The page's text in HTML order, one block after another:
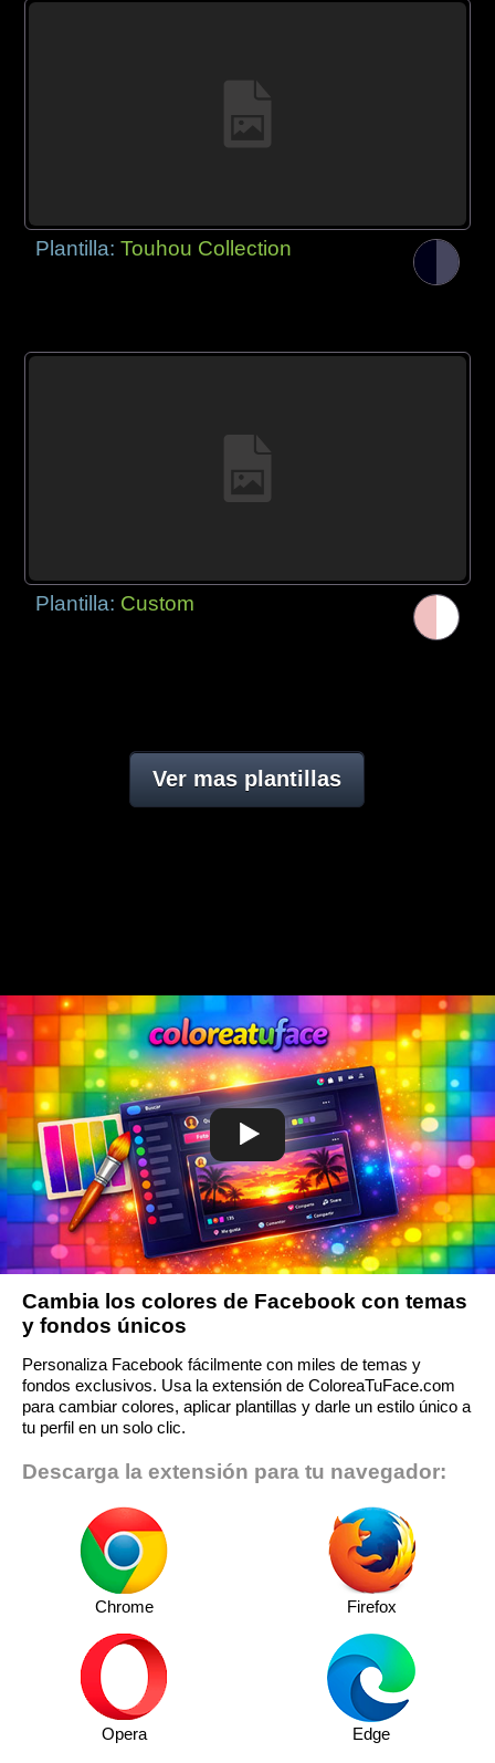
Plantilla:Touhou Collection
Plantilla: Custom
Ver mas plantillas
Cambia los colores de Facebook con temas
y fondos únicos
Personaliza Facebook fácilmente con miles de temas y
fondos exclusivos. Usa la extensión de ColoreaTuFace.com
para cambiar colores, aplicar plantillas y darle un estilo único a
tu perfil en un solo clic.
Descarga la extensión para tu navegador:
Chrome Firefox
Opera Edge